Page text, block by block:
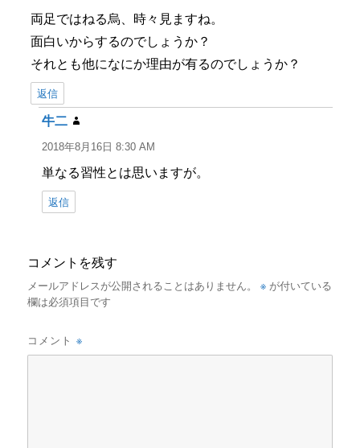
両足ではねる烏、時々見ますね。
面白いからするのでしょうか？
それとも他になにか理由が有るのでしょうか？
返信
牛二
り:
2018年8月16日 8:30 AM
単なる習性とは思いますが。
返信
コメントを残す
メールアドレスが公開されることはありません。 ※ が付いている
欄は必須項目です
コメント※